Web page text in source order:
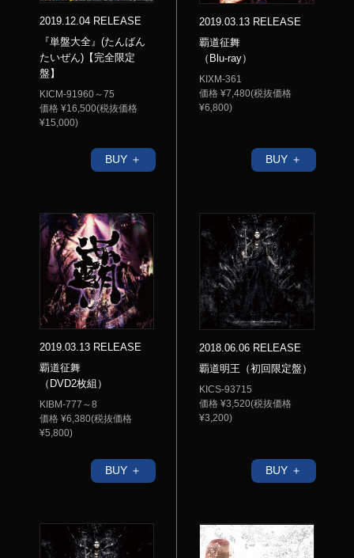
2019.12.04 RELEASE
『単盤大全』(たんばん
たいぜん)【完全限定
盤】
KICM-91960～75
価格 ¥16,500(税抜価格
¥15,000)
BUY ＋
2019.03.13 RELEASE
覇道征舞
（Blu-ray）
KIXM-361
価格 ¥7,480(税抜価格
¥6,800)
BUY ＋
2019.03.13 RELEASE
覇道征舞
（DVD2枚組）
KIBM-777～8
価格 ¥6,380(税抜価格
¥5,800)
BUY ＋
2018.06.06 RELEASE
覇道明王（初回限定盤）
KICS-93715
価格 ¥3,520(税抜価格
¥3,200)
BUY ＋